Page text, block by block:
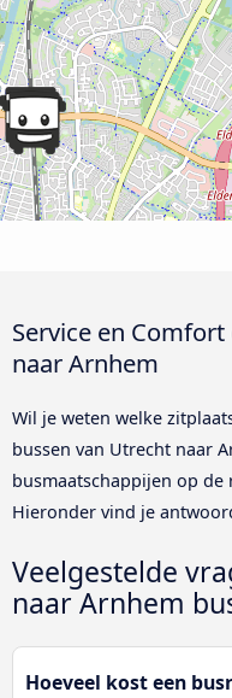
Service en
naar Arnhem
Wil je weten welke
bussen van Utrecht naar
busmaatschappijen op
Hieronder vind je
Veelgestelde
naar Arnhem
Hoeveel kost een